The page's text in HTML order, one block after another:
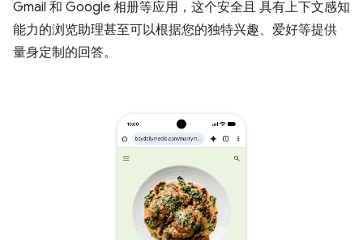
Gmail 和 Google 相册等应用，这个安全且 具有上下文感知
能力的浏览助理甚至可以根据您的独特兴趣、爱好等提供
量身定制的回答。